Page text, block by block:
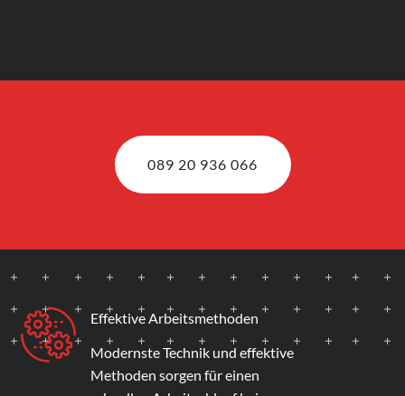
089 20 936 066
Effektive Arbeitsmethoden
Modernste Technik und effektive
Methoden sorgen für einen